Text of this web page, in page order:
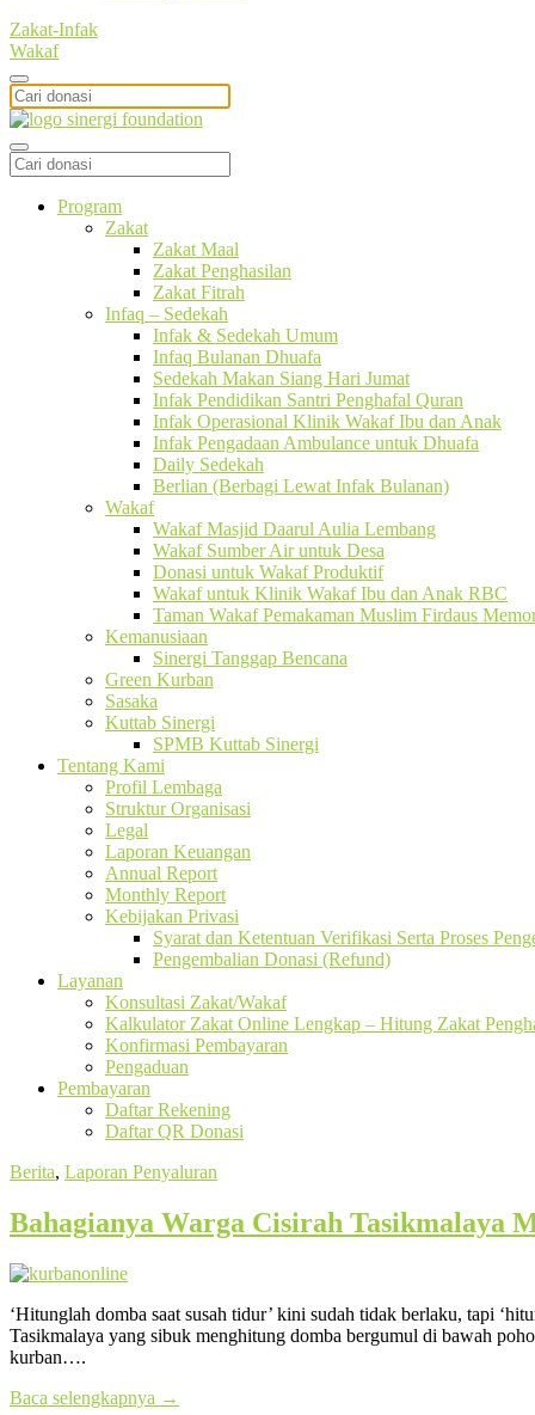
Zakat-Infak
Wakaf
Program
Zakat
Zakat Maal
Zakat Penghasilan
Zakat Fitrah
Infaq – Sedekah
Infak & Sedekah Umum
Infaq Bulanan Dhuafa
Sedekah Makan Siang Hari Jumat
Infak Pendidikan Santri Penghafal Quran
Infak Operasional Klinik Wakaf Ibu dan Anak
Infak Pengadaan Ambulance untuk Dhuafa
Daily Sedekah
Berlian (Berbagi Lewat Infak Bulanan)
Wakaf
Wakaf Masjid Daarul Aulia Lembang
Wakaf Sumber Air untuk Desa
Donasi untuk Wakaf Produktif
Wakaf untuk Klinik Wakaf Ibu dan Anak RBC
Taman Wakaf Pemakaman Muslim Firdaus
Kemanusiaan
Sinergi Tanggap Bencana
Green Kurban
Sasaka
Kuttab Sinergi
SPMB Kuttab Sinergi
Tentang Kami
Profil Lembaga
Struktur Organisasi
Legal
Laporan Keuangan
Annual Report
Monthly Report
Kebijakan Privasi
Syarat dan Ketentuan Verifikasi Serta Proses
Pengembalian Donasi (Refund)
Layanan
Konsultasi Zakat/Wakaf
Kalkulator Zakat Online Lengkap – Hitung Zakat
Konfirmasi Pembayaran
Pengaduan
Pembayaran
Daftar Rekening
Daftar QR Donasi
Berita, Laporan Penyaluran
Bahagianya Warga Cisirah Tasikmalaya
‘Hitunglah domba saat susah tidur’ kini sudah tidak berlaku, tapi
Tasikmalaya yang sibuk menghitung domba bergumul di bawah
kurban….
Baca selengkapnya →